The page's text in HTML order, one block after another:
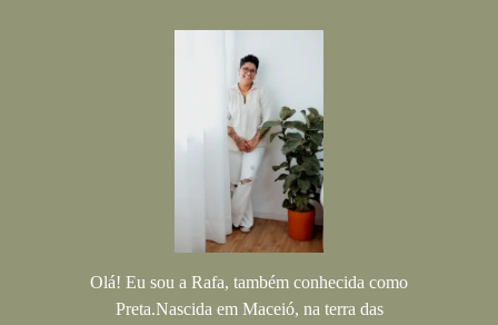
Olá! Eu sou a Rafa, também conhecida como
Preta.Nascida em Maceió, na terra das